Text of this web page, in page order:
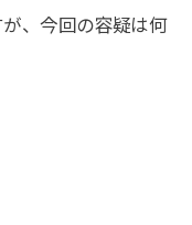
、今回の容疑は何